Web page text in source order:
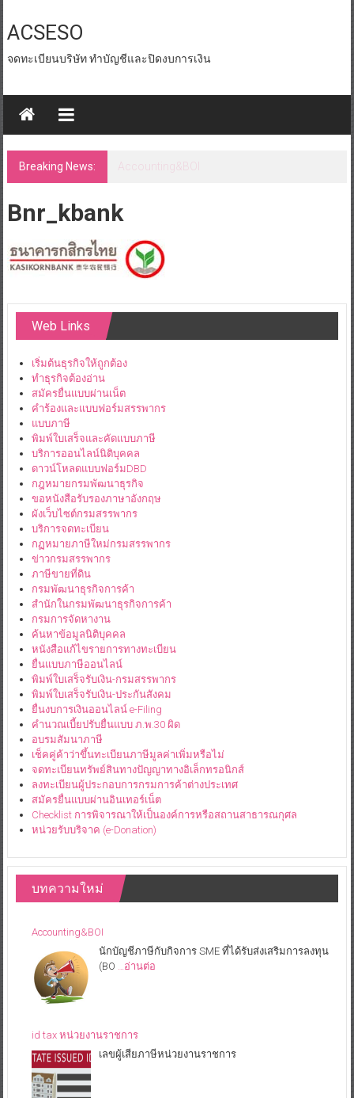
content
ACSESO
จดทะเบียนบริษัท ทำบัญชีและปิดงบการเงิน
Breaking News: id tax หน่วยงานราชการ
Bnr_kbank
Web Links
เริ่มต้นธุรกิจให้ถูกต้อง
ทำธุรกิจต้องอ่าน
สมัครยื่นแบบผ่านเน็ต
คำร้องและแบบฟอร์มสรรพากร
แบบภาษี
พิมพ์ใบเสร็จและคัดแบบภาษี
บริการออนไลน์นิติบุคคล
ดาวน์โหลดแบบฟอร์มDBD
กฎหมายกรมพัฒนาธุรกิจ
ขอหนังสือรับรองภาษาอังกฤษ
ผังเว็บไซต์กรมสรรพากร
บริการจดทะเบียน
กฏหมายภาษีใหม่กรมสรรพากร
ข่าวกรมสรรพากร
ภาษีขายที่ดิน
กรมพัฒนาธุรกิจการค้า
สำนักในกรมพัฒนาธุรกิจการค้า
กรมการจัดหางาน
ค้นหาข้อมูลนิติบุคคล
หนังสือแก้ไขรายการทางทะเบียน
ยื่นแบบภาษีออนไลน์
พิมพ์ใบเสร็จรับเงิน-กรมสรรพากร
พิมพ์ใบเสร็จรับเงิน-ประกันสังคม
ยื่นงบการเงินออนไลน์ e-Filing
คำนวณเบี้ยปรับยื่นแบบ ภ.พ.30 ผิด
อบรมสัมนาภาษี
เช็คคู่ค้าว่าขึ้นทะเบียนภาษีมูลค่าเพิ่มหรือไม่
จดทะเบียนทรัพย์สินทางปัญญาทางอิเล็กทรอนิกส์
ลงทะเบียนผู้ประกอบการกรมการค้าต่างประเทศ
สมัครยื่นแบบผ่านอินเทอร์เน็ต
Checklist การพิจารณาให้เป็นองค์การหรือสถานสาธารณกุศล
หน่วยรับบริจาค (e-Donation)
บทความใหม่
Accounting&BOI
นักบัญชีภาษีกับกิจการ SME ที่ได้รับส่งเสริมการลงทุน
(BO …อ่านต่อ
id tax หน่วยงานราชการ
เลขผู้เสียภาษีหน่วยงานราชการ